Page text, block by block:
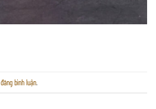
đăng bình luận.